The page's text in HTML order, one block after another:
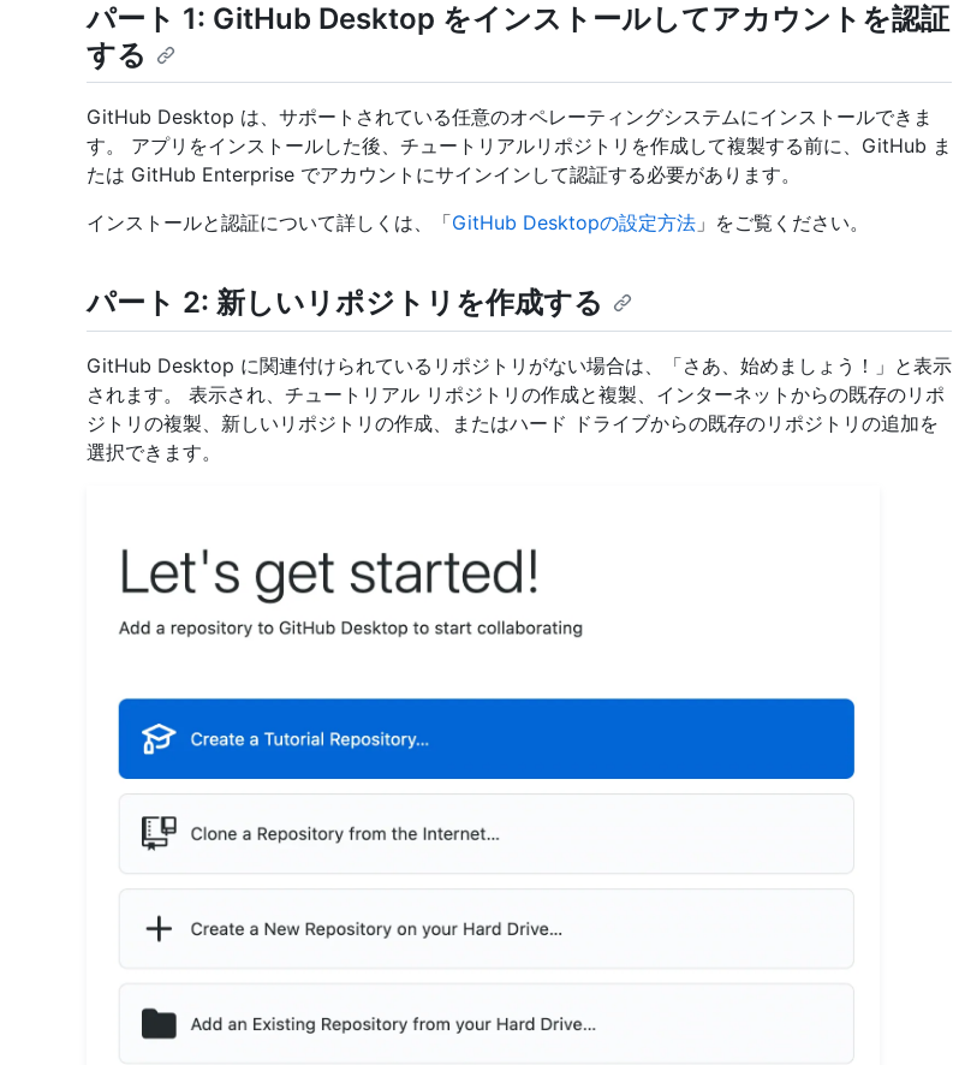
パート 1: GitHub Desktop をインストールしてアカウントを認証
する
GitHub Desktop は、サポートされている任意のオペレーティングシステムにインストールできま
す。 アプリをインストールした後、チュートリアルリポジトリを作成して複製する前に、GitHub ま
たは GitHub Enterprise でアカウントにサインインして認証する必要があります。
インストールと認証について詳しくは、「GitHub Desktopの設定方法 」をご覧ください。
パート 2: 新しいリポジトリを作成する
GitHub Desktop に関連付けられているリポジトリがない場合は、「さあ、始めましょう！」と表示
されます。 表示され、チュートリアル リポジトリの作成と複製、インターネットからの既存のリポ
ジトリの複製、新しいリポジトリの作成、またはハード ドライブからの既存のリポジトリの追加を
選択できます。